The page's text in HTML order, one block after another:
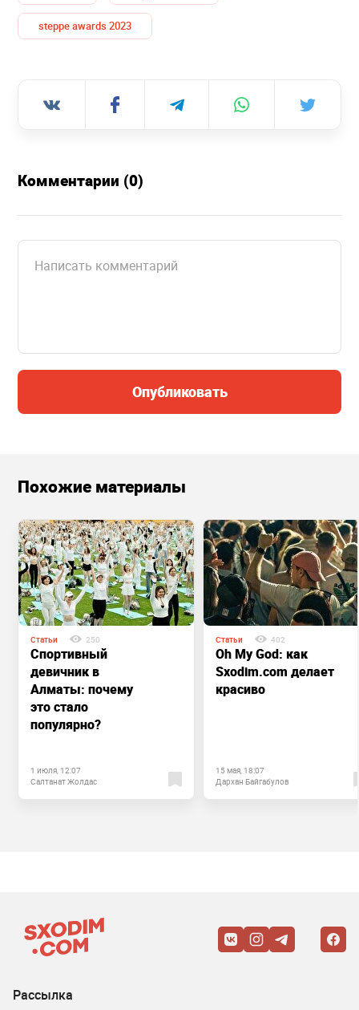
steppe awards 2023
Комментарии (0)
Опубликовать
Похожие материалы
Статьи 250
Спортивный
девичник в
Алматы: почему
это стало
популярно?
1 июля, 12:07
Салтанат Жолдас
Статьи 402
Oh My God: как
Sxodim.com делает
красиво
15 мая, 18:07
Дархан Байгабулов
Рассылка